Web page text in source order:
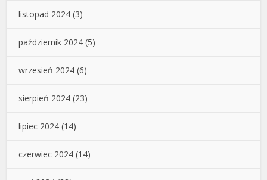
listopad 2024 (3)
październik 2024 (5)
wrzesień 2024 (6)
sierpień 2024 (23)
lipiec 2024 (14)
czerwiec 2024 (14)